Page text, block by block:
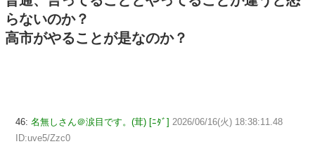
らないのか？
高市がやることが是なのか？
46: 名無しさん＠涙目です。(茸) [ﾆﾀﾞ] 2026/06/16(火) 18:38:11.48
ID:uve5/Zzc0